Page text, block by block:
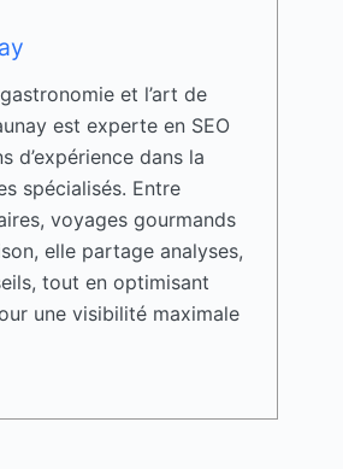
et l’art de
est experte en SEO
d’expérience dans la
spécialisés. Entre
voyages gourmands
elle partage analyses,
tout en optimisant
une visibilité maximale